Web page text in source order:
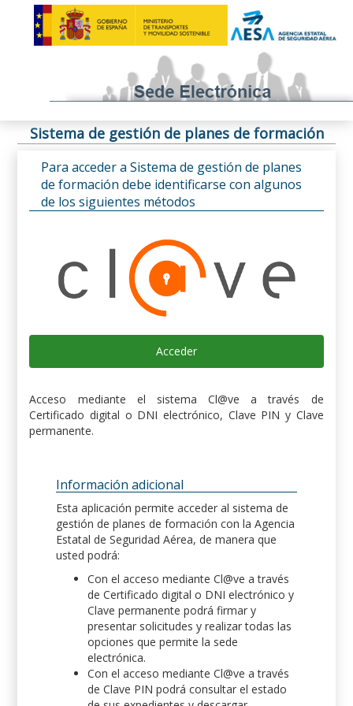
Sistema de gestión de planes de formación
Para acceder a Sistema de gestión de planes
de formación debe identificarse con algunos
de los siguientes métodos
Acceder
Acceso mediante el sistema Cl@ve a través de
Certificado digital o DNI electrónico, Clave PIN y Clave
permanente.
Información adicional
Esta aplicación permite acceder al sistema de
gestión de planes de formación con la Agencia
Estatal de Seguridad Aérea, de manera que
usted podrá:
Con el acceso mediante Cl@ve a través
de Certificado digital o DNI electrónico y
Clave permanente podrá firmar y
presentar solicitudes y realizar todas las
opciones que permite la sede
electrónica.
Con el acceso mediante Cl@ve a través
de Clave PIN podrá consultar el estado